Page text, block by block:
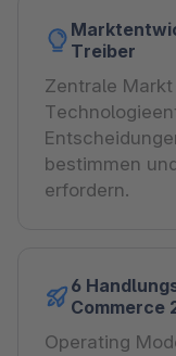
Treiber
Zentrale
bestimmen
erfordern.
6
Commerce
Operating